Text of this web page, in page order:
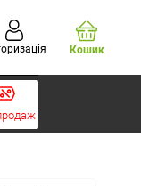
Кошик